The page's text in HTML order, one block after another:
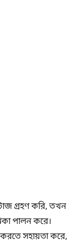
গ্রহণ করি, তখন
পালন করে।
সহায়তা করে,